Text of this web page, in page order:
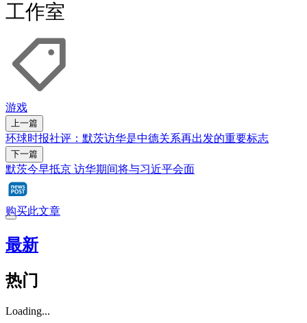
工作室
游戏
上一篇
环球时报社评：默茨访华是中德关系再出发的重要标志
下一篇
默茨今早抵京 访华期间将与习近平会面
购买此文章
最新
热门
Loading...